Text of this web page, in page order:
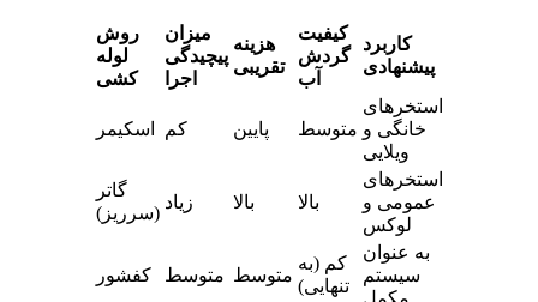
روش
لوله
کشی
میزان
پیچیدگی
اجرا
هزینه
تقریبی
کیفیت
گردش
آب
کاربرد
پیشنهادی
اسکیمر کم پایین متوسط
استخرهای
خانگی و
ویلایی
گاتر
(سرریز)
زیاد بالا بالا
استخرهای
عمومی و
لوکس
کفشور متوسط متوسط
کم (به
تنهایی)
به عنوان
سیستم